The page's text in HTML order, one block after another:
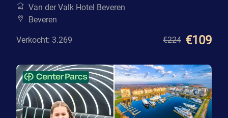
Van der Valk Hotel Beveren
Beveren
Verkocht: 3.269 €224 €109